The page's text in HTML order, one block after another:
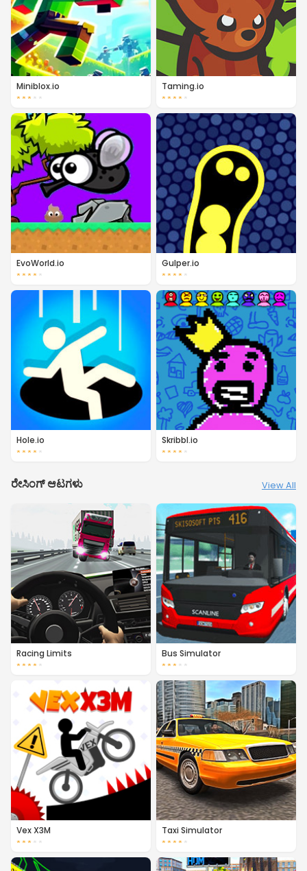
Miniblox.io
★ ★ ★ ★ ★
Taming.io
★ ★ ★ ★ ★
EvoWorld.io
★ ★ ★ ★ ★
Gulper.io
★ ★ ★ ★ ★
Hole.io
★ ★ ★ ★ ★
Skribbl.io
★ ★ ★ ★ ★
ರೇಸಿಂಗ್ ಆಟಗಳು View All
Racing Limits
★ ★ ★ ★ ★
Bus Simulator
★ ★ ★ ★ ★
Vex X3M
★ ★ ★ ★ ★
Taxi Simulator
★ ★ ★ ★ ★